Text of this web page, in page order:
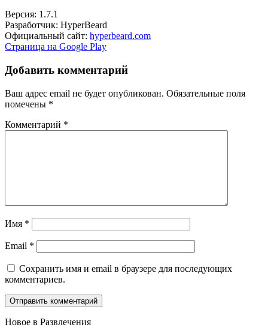
Версия: 1.7.1
Разработчик: HyperBeard
Официальный сайт: hyperbeard.com
Страница на Google Play
Добавить комментарий
Ваш адрес email не будет опубликован. Обязательные поля
помечены *
Комментарий *
Имя *
Email *
Сохранить имя и email в браузере для последующих
комментариев.
Новое в Развлечения